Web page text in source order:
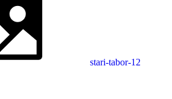
stari-tabor-12